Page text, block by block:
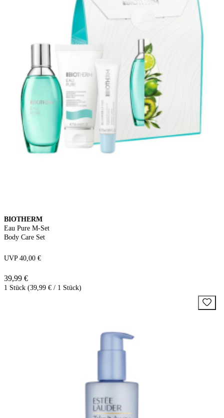
BIOTHERM
Eau Pure M-Set
Body Care Set
UVP 40,00 €
39,99 €
1 Stück (39,99 € / 1 Stück)